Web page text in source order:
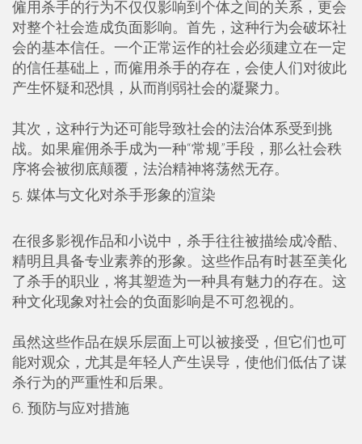
僱用杀手的行为不仅仅影响到个体之间的关系，更会
对整个社会造成负面影响。首先，这种行为会破坏社
会的基本信任。一个正常运作的社会必须建立在一定
的信任基础上，而僱用杀手的存在，会使人们对彼此
产生怀疑和恐惧，从而削弱社会的凝聚力。
其次，这种行为还可能导致社会的法治体系受到挑
战。如果雇佣杀手成为一种“常规”手段，那么社会秩
序将会被彻底颠覆，法治精神将荡然无存。
5. 媒体与文化对杀手形象的渲染
在很多影视作品和小说中，杀手往往被描绘成冷酷、
精明且具备专业素养的形象。这些作品有时甚至美化
了杀手的职业，将其塑造为一种具有魅力的存在。这
种文化现象对社会的负面影响是不可忽视的。
虽然这些作品在娱乐层面上可以被接受，但它们也可
能对观众，尤其是年轻人产生误导，使他们低估了谋
杀行为的严重性和后果。
6. 预防与应对措施